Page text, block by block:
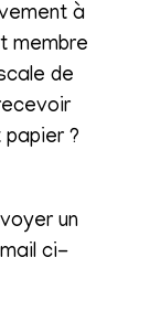
à
membre
de
?
un
ci-